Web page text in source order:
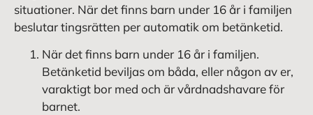
situationer. När det finns barn under 16 år i familjen
beslutar tingsrätten per automatik om betänketid.
När det finns barn under 16 år i familjen.
Betänketid beviljas om båda, eller någon av er,
varaktigt bor med och är vårdnadshavare för
barnet.